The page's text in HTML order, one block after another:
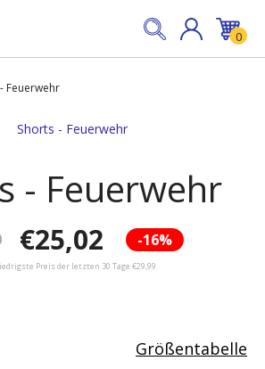
0
Feuerwehr
- Feuerwehr
-16%
€25,02
Preis der letzten 30 Tage €29,99
Größentabelle